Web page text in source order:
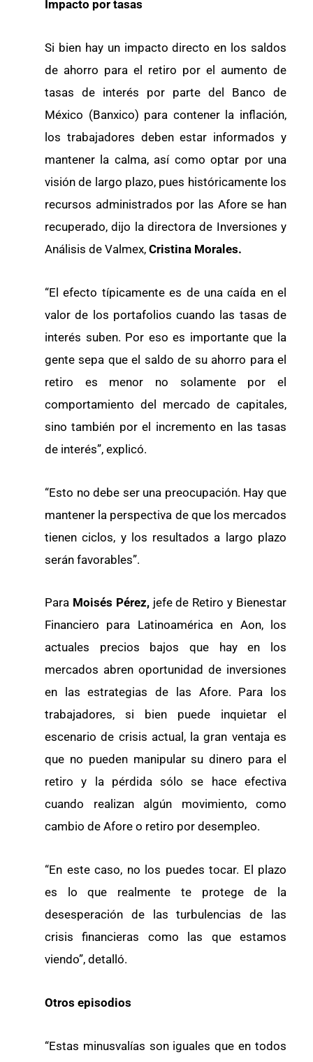
Impacto por tasas
Si bien hay un impacto directo en los saldos
de ahorro para el retiro por el aumento de
tasas de interés por parte del Banco de
México (Banxico) para contener la inflación,
los trabajadores deben estar informados y
mantener la calma, así como optar por una
visión de largo plazo, pues históricamente los
recursos administrados por las Afore se han
recuperado, dijo la directora de Inversiones y
Análisis de Valmex, Cristina Morales.
“El efecto típicamente es de una caída en el
valor de los portafolios cuando las tasas de
interés suben. Por eso es importante que la
gente sepa que el saldo de su ahorro para el
retiro es menor no solamente por el
comportamiento del mercado de capitales,
sino también por el incremento en las tasas
de interés”, explicó.
“Esto no debe ser una preocupación. Hay que
mantener la perspectiva de que los mercados
tienen ciclos, y los resultados a largo plazo
serán favorables”.
Para Moisés Pérez, jefe de Retiro y Bienestar
Financiero para Latinoamérica en Aon, los
actuales precios bajos que hay en los
mercados abren oportunidad de inversiones
en las estrategias de las Afore. Para los
trabajadores, si bien puede inquietar el
escenario de crisis actual, la gran ventaja es
que no pueden manipular su dinero para el
retiro y la pérdida sólo se hace efectiva
cuando realizan algún movimiento, como
cambio de Afore o retiro por desempleo.
“En este caso, no los puedes tocar. El plazo
es lo que realmente te protege de la
desesperación de las turbulencias de las
crisis financieras como las que estamos
viendo”, detalló.
Otros episodios
“Estas minusvalías son iguales que en todos